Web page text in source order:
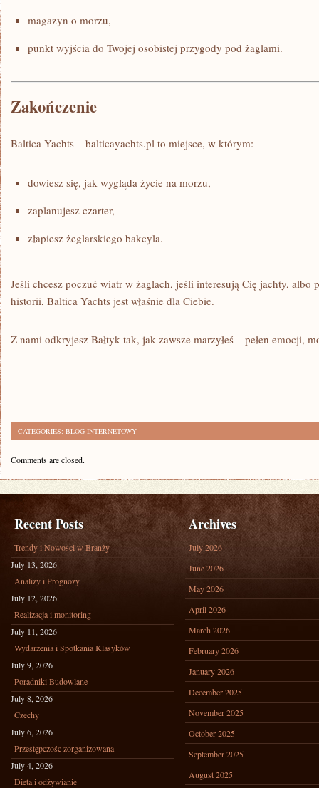
magazyn o morzu,
punkt wyjścia do Twojej osobistej przygody pod żaglami.
Zakończenie
Baltica Yachts – balticayachts.pl to miejsce, w którym:
dowiesz się, jak wygląda życie na morzu,
zaplanujesz czarter,
złapiesz żeglarskiego bakcyla.
Jeśli chcesz poczuć wiatr w żaglach, jeśli interesują Cię jachty, albo
historii, Baltica Yachts jest właśnie dla Ciebie.
Z nami odkryjesz Bałtyk tak, jak zawsze marzyłeś – pełen emocji,
CATEGORIES: BLOG INTERNETOWY
Comments are closed.
Recent Posts
Trendy i Nowości w Branży
July 13, 2026
Analizy i Prognozy
July 12, 2026
Realizacja i monitoring
July 11, 2026
Wydarzenia i Spotkania Klasyków
July 9, 2026
Poradniki Budowlane
July 8, 2026
Czechy
July 6, 2026
Przestępczośc zorganizowana
July 4, 2026
Dieta i odżywianie
Archives
July 2026
June 2026
May 2026
April 2026
March 2026
February 2026
January 2026
December 2025
November 2025
October 2025
September 2025
August 2025